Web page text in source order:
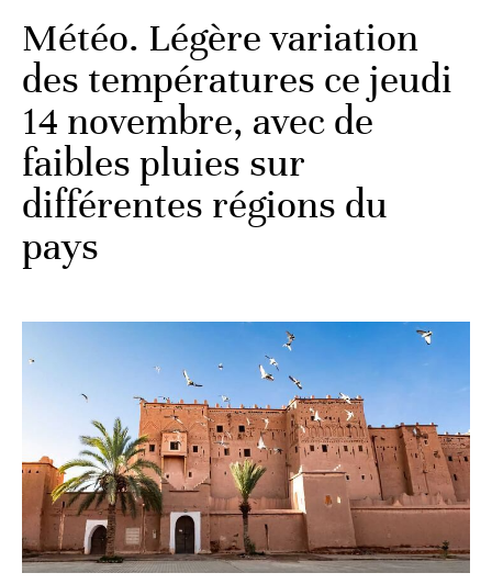
Météo. Légère variation
des températures ce jeudi
14 novembre, avec de
faibles pluies sur
différentes régions du
pays